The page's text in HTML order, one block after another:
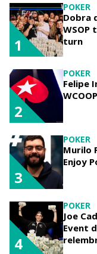
POKER
Dobra
WSOP
turn
1
POKER
Felipe
2
POKER
Murilo
Enjoy
3
POKER
Joe
Event
4